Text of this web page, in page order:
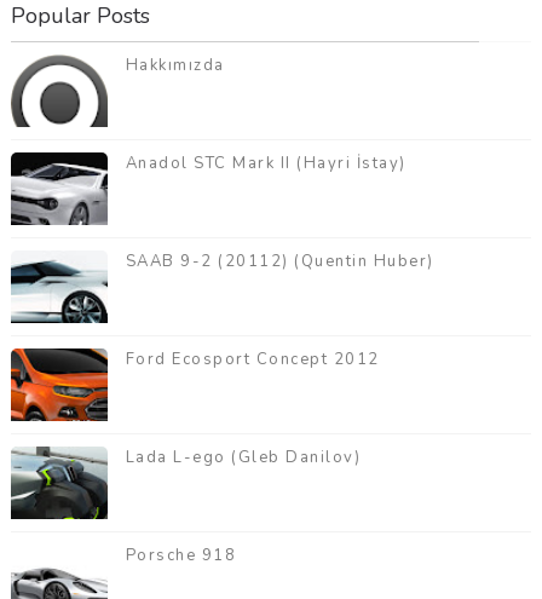
Popular Posts
Hakkımızda
Anadol STC Mark II (Hayri İstay)
SAAB 9-2 (20112) (Quentin Huber)
Ford Ecosport Concept 2012
Lada L-ego (Gleb Danilov)
Porsche 918